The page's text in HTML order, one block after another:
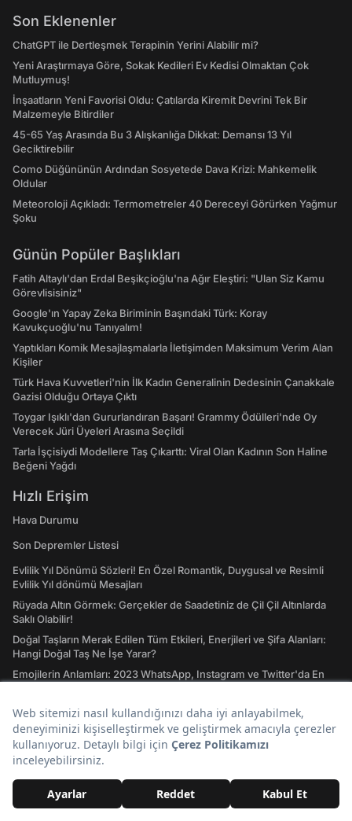
Son Eklenenler
ChatGPT ile Dertleşmek Terapinin Yerini Alabilir mi?
Yeni Araştırmaya Göre, Sokak Kedileri Ev Kedisi Olmaktan Çok
Mutluymuş!
İnşaatların Yeni Favorisi Oldu: Çatılarda Kiremit Devrini Tek Bir
Malzemeyle Bitirdiler
45-65 Yaş Arasında Bu 3 Alışkanlığa Dikkat: Demansı 13 Yıl
Geciktirebilir
Como Düğününün Ardından Sosyetede Dava Krizi: Mahkemelik
Oldular
Meteoroloji Açıkladı: Termometreler 40 Dereceyi Görürken Yağmur
Şoku
Günün Popüler Başlıkları
Fatih Altaylı'dan Erdal Beşikçioğlu'na Ağır Eleştiri: "Ulan Siz Kamu
Görevlisisiniz"
Google'ın Yapay Zeka Biriminin Başındaki Türk: Koray
Kavukçuoğlu'nu Tanıyalım!
Yaptıkları Komik Mesajlaşmalarla İletişimden Maksimum Verim Alan
Kişiler
Türk Hava Kuvvetleri'nin İlk Kadın Generalinin Dedesinin Çanakkale
Gazisi Olduğu Ortaya Çıktı
Toygar Işıklı'dan Gururlandıran Başarı! Grammy Ödülleri'nde Oy
Verecek Jüri Üyeleri Arasına Seçildi
Tarla İşçisiydi Modellere Taş Çıkarttı: Viral Olan Kadının Son Haline
Beğeni Yağdı
Hızlı Erişim
Hava Durumu
Son Depremler Listesi
Evlilik Yıl Dönümü Sözleri! En Özel Romantik, Duygusal ve Resimli
Evlilik Yıl dönümü Mesajları
Rüyada Altın Görmek: Gerçekler de Saadetiniz de Çil Çil Altınlarda
Saklı Olabilir!
Doğal Taşların Merak Edilen Tüm Etkileri, Enerjileri ve Şifa Alanları:
Hangi Doğal Taş Ne İşe Yarar?
Emojilerin Anlamları: 2023 WhatsApp, Instagram ve Twitter'da En
Atasözleri ve Anlamları: A'dan Z'ye Gündelik Hayatta En Sık
Kullanılan Atasözleri ve Anlamları
Tavla Diziliş Şekli Nasıldır? Erkek Tavlası ve Kız Tavlası Diziliş Şekilleri
ve Oynama Yönleri
Tarot Kartları ve Anlamları Nelerdir? Majör ve Minör Arkana Desteleri
İle Tılsımlı Bir Dünyaya Giriş
Burç Uyumu Hesaplama Nedir? Burç Uyumu, Aşk Uyumu Nasıl